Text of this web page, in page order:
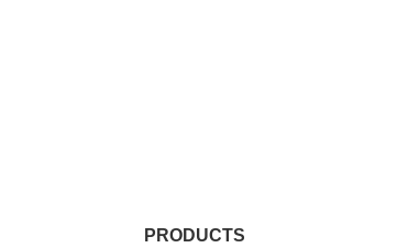
PRODUCTS